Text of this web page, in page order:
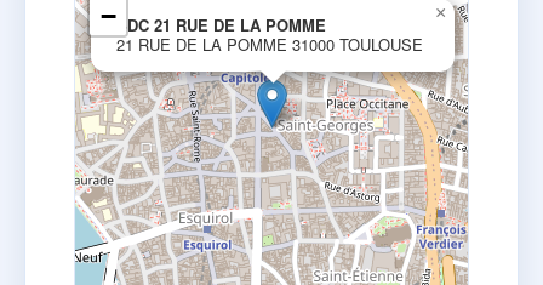
SDC 21 RUE DE LA POMME
21 RUE DE LA POMME 31000 TOULOUSE
×
−